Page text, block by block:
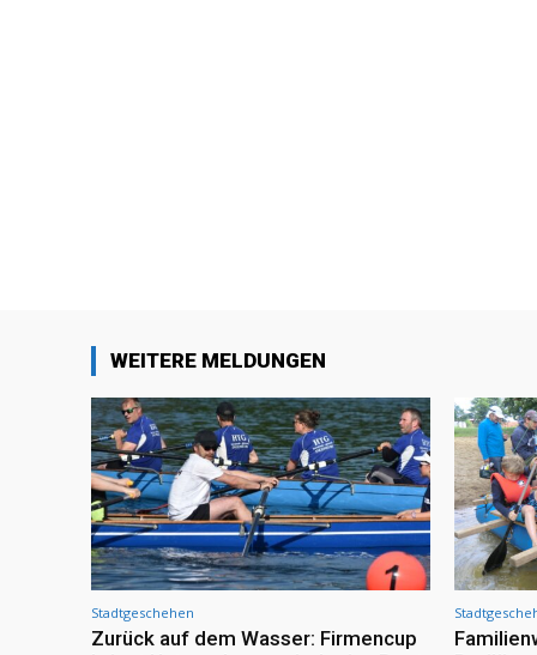
WEITERE MELDUNGEN
Stadtgeschehen
Zurück auf dem Wasser: Firmencup